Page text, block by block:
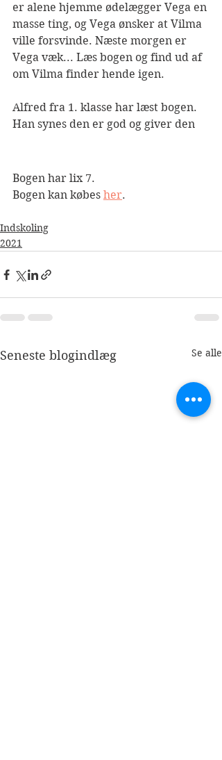
er alene hjemme ødelægger Vega en
masse ting, og Vega ønsker at Vilma
ville forsvinde. Næste morgen er
Vega væk... Læs bogen og find ud af
om Vilma finder hende igen.
Alfred fra 1. klasse har læst bogen.
Han synes den er god og giver den
Bogen har lix 7.
Bogen kan købes her.
Indskoling
2021
Seneste blogindlæg Se alle